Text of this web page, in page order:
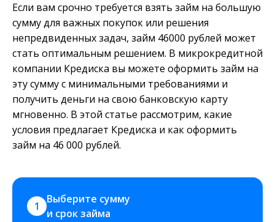
Если вам срочно требуется взять займ на большую
сумму для важных покупок или решения
непредвиденных задач, займ 46000 рублей может
стать оптимальным решением. В микрокредитной
компании Кредиска вы можете оформить займ на
эту сумму с минимальными требованиями и
получить деньги на свою банковскую карту
мгновенно. В этой статье рассмотрим, какие
условия предлагает Кредиска и как оформить
займ на 46 000 рублей.
1
Выберите сумму
и срок займа